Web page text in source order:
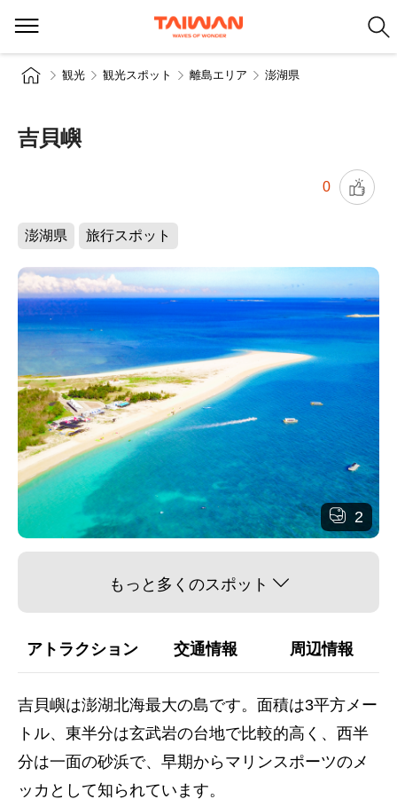
観光 観光スポット 離島エリア 澎湖県
吉貝嶼
0
澎湖県 旅行スポット
2
もっと多くのスポット
アトラクション 交通情報 周辺情報
吉貝嶼は澎湖北海最大の島です。面積は3平方メー
トル、東半分は玄武岩の台地で比較的高く、西半
分は一面の砂浜で、早期からマリンスポーツのメ
ッカとして知られています。